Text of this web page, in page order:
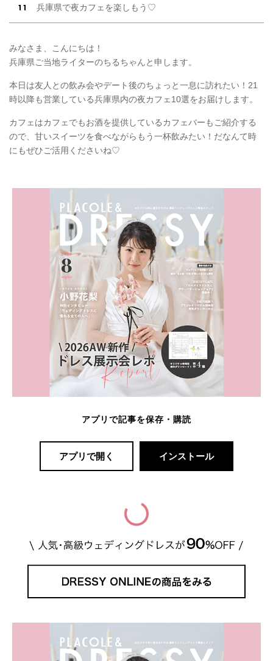
兵庫県で夜カフェを楽しもう♡
みなさま、こんにちは！
兵庫県ご当地ライターのちるちゃんと申します。
本日は友人との飲み会やデート後のちょっと一息に訪れたい！21
時以降も営業している兵庫県内の夜カフェ10選をお届けします。
カフェはカフェでもお酒を提供しているカフェバーもご紹介する
ので、甘いスイーツを食べながらもう一杯飲みたい！だなんて時
にもぜひご活用くださいね♡
アプリで記事を保存・購読
アプリで開く インストール